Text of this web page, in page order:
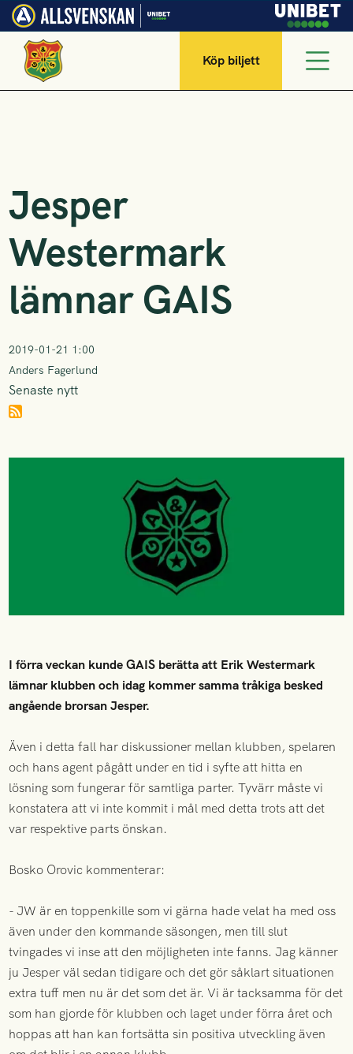
Köp biljett
Jesper
Westermark
lämnar GAIS
2019-01-21 1:00
Anders Fagerlund
Senaste nytt
I förra veckan kunde GAIS berätta att Erik Westermark
lämnar klubben och idag kommer samma tråkiga besked
angående brorsan Jesper.
Även i detta fall har diskussioner mellan klubben, spelaren
och hans agent pågått under en tid i syfte att hitta en
lösning som fungerar för samtliga parter. Tyvärr måste vi
konstatera att vi inte kommit i mål med detta trots att det
var respektive parts önskan.
Bosko Orovic kommenterar:
- JW är en toppenkille som vi gärna hade velat ha med oss
även under den kommande säsongen, men till slut
tvingades vi inse att den möjligheten inte fanns. Jag känner
ju Jesper väl sedan tidigare och det gör såklart situationen
extra tuff men nu är det som det är. Vi är tacksamma för det
som han gjorde för klubben och laget under förra året och
hoppas att han kan fortsätta sin positiva utveckling även